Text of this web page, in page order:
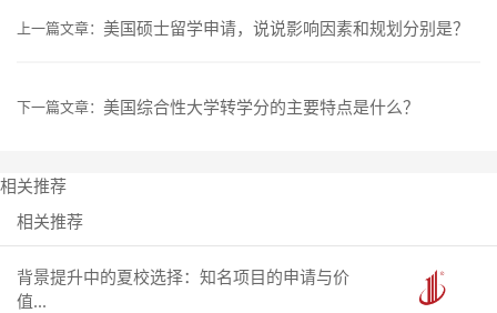
上一篇文章： 美国硕士留学申请，说说影响因素和规划分别是？
下一篇文章： 美国综合性大学转学分的主要特点是什么？
相关推荐
相关推荐
背景提升中的夏校选择：知名项目的申请与价
值...